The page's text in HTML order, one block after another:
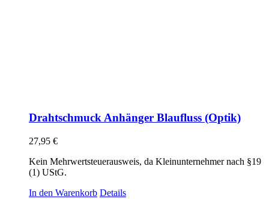
Drahtschmuck Anhänger Blaufluss (Optik)
27,95 €
Kein Mehrwertsteuerausweis, da Kleinunternehmer nach §19
(1) UStG.
In den Warenkorb Details